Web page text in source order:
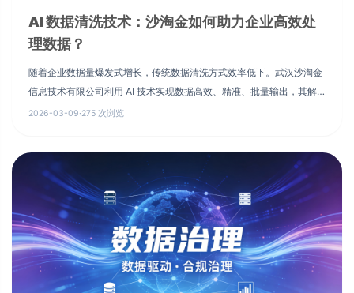
AI 数据清洗技术：沙淘金如何助力企业高效处
理数据？
随着企业数据量爆发式增长，传统数据清洗方式效率低下。武汉沙淘金
信息技术有限公司利用 AI 技术实现数据高效、精准、批量输出，其解
决方案在武汉及周边企业广泛应用，为数据要素市场化配置提供支撑。
2026-03-09·275 次浏览